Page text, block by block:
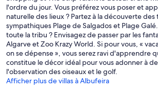
l'ordre du jour. Vous préférez vous poser et
naturelle des lieux ? Partez à la découverte des
sympathiques Plage de Salgados et Plage
toute la tribu ? Envisagez de passer par les
Algarve et Zoo Krazy World. Si pour vous, «
on se dépense », vous serez ravi d'apprendre
constitue le décor idéal pour vous adonner à
l'observation des oiseaux et le golf.
Afficher plus de villas à Albufeira